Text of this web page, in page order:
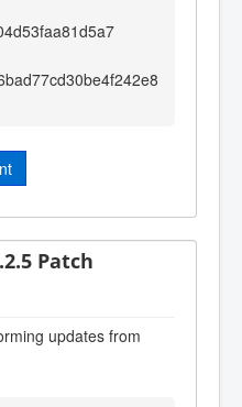
Patch
updates from